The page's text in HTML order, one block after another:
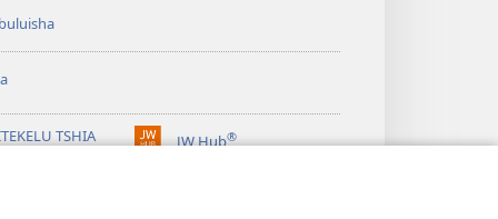
TSHIA
JW Hub®
(bikangula